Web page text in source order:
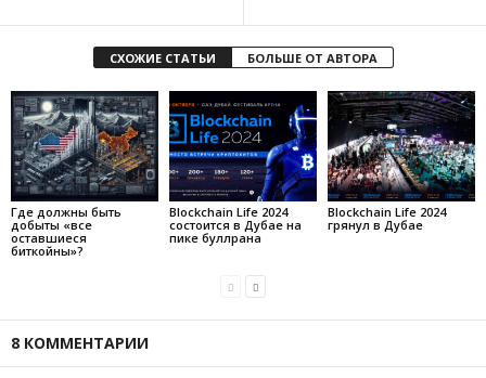
СХОЖИЕ СТАТЬИ БОЛЬШЕ ОТ АВТОРА
Где должны быть
добыты «все
оставшиеся
биткойны»?
Blockchain Life 2024
состоится в Дубае на
пике буллрана
Blockchain Life 2024
грянул в Дубае
8 КОММЕНТАРИИ